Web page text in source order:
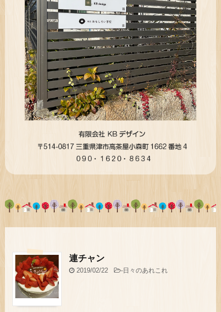
連チャン
2019/02/22 - 日々のあれこれ